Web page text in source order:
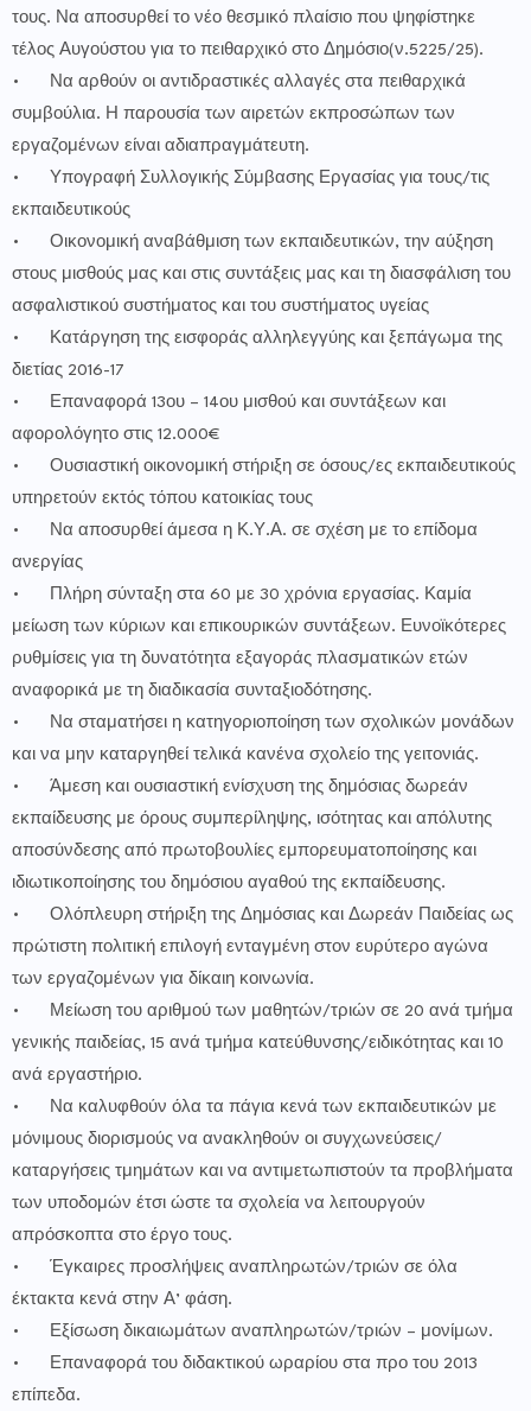
τους. Να αποσυρθεί το νέο θεσμικό πλαίσιο που ψηφίστηκε
τέλος Αυγούστου για το πειθαρχικό στο Δημόσιο(ν.5225/25).
•
Να αρθούν οι αντιδραστικές αλλαγές στα πειθαρχικά
συμβούλια. Η παρουσία των αιρετών εκπροσώπων των
εργαζομένων είναι αδιαπραγμάτευτη.
•
Υπογραφή Συλλογικής Σύμβασης Εργασίας για τους/τις
εκπαιδευτικούς
•
Οικονομική αναβάθμιση των εκπαιδευτικών, την αύξηση
στους μισθούς μας και στις συντάξεις μας και τη διασφάλιση του
ασφαλιστικού συστήματος και του συστήματος υγείας
•
Κατάργηση της εισφοράς αλληλεγγύης και ξεπάγωμα της
διετίας 2016-17
•
Επαναφορά 13ου – 14ου μισθού και συντάξεων και
αφορολόγητο στις 12.000€
•
Ουσιαστική οικονομική στήριξη σε όσους/ες εκπαιδευτικούς
υπηρετούν εκτός τόπου κατοικίας τους
•
Να αποσυρθεί άμεσα η Κ.Υ.Α. σε σχέση με το επίδομα
ανεργίας
•
Πλήρη σύνταξη στα 60 με 30 χρόνια εργασίας. Καμία
μείωση των κύριων και επικουρικών συντάξεων. Ευνοϊκότερες
ρυθμίσεις για τη δυνατότητα εξαγοράς πλασματικών ετών
αναφορικά με τη διαδικασία συνταξιοδότησης.
•
Να σταματήσει η κατηγοριοποίηση των σχολικών μονάδων
και να μην καταργηθεί τελικά κανένα σχολείο της γειτονιάς.
•
Άμεση και ουσιαστική ενίσχυση της δημόσιας δωρεάν
εκπαίδευσης με όρους συμπερίληψης, ισότητας και απόλυτης
αποσύνδεσης από πρωτοβουλίες εμπορευματοποίησης και
ιδιωτικοποίησης του δημόσιου αγαθού της εκπαίδευσης.
•
Ολόπλευρη στήριξη της Δημόσιας και Δωρεάν Παιδείας ως
πρώτιστη πολιτική επιλογή ενταγμένη στον ευρύτερο αγώνα
των εργαζομένων για δίκαιη κοινωνία.
•
Μείωση του αριθμού των μαθητών/τριών σε 20 ανά τμήμα
γενικής παιδείας, 15 ανά τμήμα κατεύθυνσης/ειδικότητας και 10
ανά εργαστήριο.
•
Να καλυφθούν όλα τα πάγια κενά των εκπαιδευτικών με
μόνιμους διορισμούς να ανακληθούν οι συγχωνεύσεις/
καταργήσεις τμημάτων και να αντιμετωπιστούν τα προβλήματα
των υποδομών έτσι ώστε τα σχολεία να λειτουργούν
απρόσκοπτα στο έργο τους.
•
Έγκαιρες προσλήψεις αναπληρωτών/τριών σε όλα
έκτακτα κενά στην Α’ φάση.
•
Εξίσωση δικαιωμάτων αναπληρωτών/τριών – μονίμων.
•
Επαναφορά του διδακτικού ωραρίου στα προ του 2013
επίπεδα.